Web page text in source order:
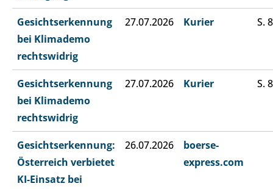
Gesichtserkennung
bei Klimademo
rechtswidrig
27.07.2026 Kurier S. 8
Gesichtserkennung
bei Klimademo
rechtswidrig
27.07.2026 Kurier S. 8
Gesichtserkennung:
Österreich verbietet
KI-Einsatz bei
26.07.2026
boerse-
express.com